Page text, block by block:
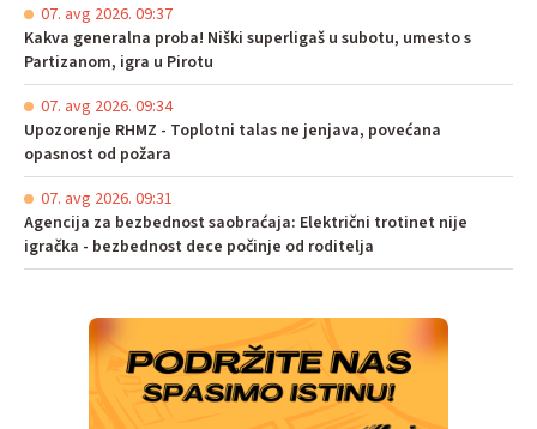
07. avg 2026. 09:37
Kakva generalna proba! Niški superligaš u subotu, umesto s
Partizanom, igra u Pirotu
07. avg 2026. 09:34
Upozorenje RHMZ - Toplotni talas ne jenjava, povećana
opasnost od požara
07. avg 2026. 09:31
Agencija za bezbednost saobraćaja: Električni trotinet nije
igračka - bezbednost dece počinje od roditelja